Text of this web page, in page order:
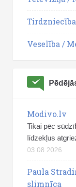
Tirdzniecība
Veselība /
Modivo.lv
Tikai pēc
līdzekļus
03.08.2026
Paula
slimnīca